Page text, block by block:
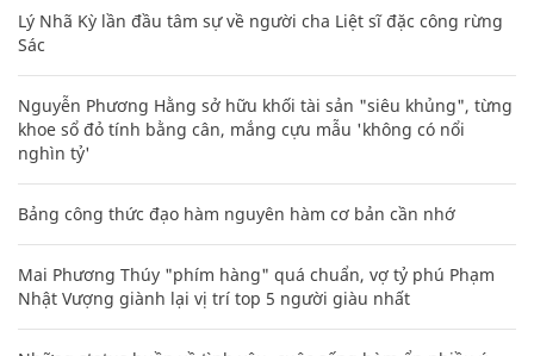
Lý Nhã Kỳ lần đầu tâm sự về người cha Liệt sĩ đặc công rừng
Sác
Nguyễn Phương Hằng sở hữu khối tài sản "siêu khủng", từng
khoe sổ đỏ tính bằng cân, mắng cựu mẫu 'không có nổi
nghìn tỷ'
Bảng công thức đạo hàm nguyên hàm cơ bản cần nhớ
Mai Phương Thúy "phím hàng" quá chuẩn, vợ tỷ phú Phạm
Nhật Vượng giành lại vị trí top 5 người giàu nhất